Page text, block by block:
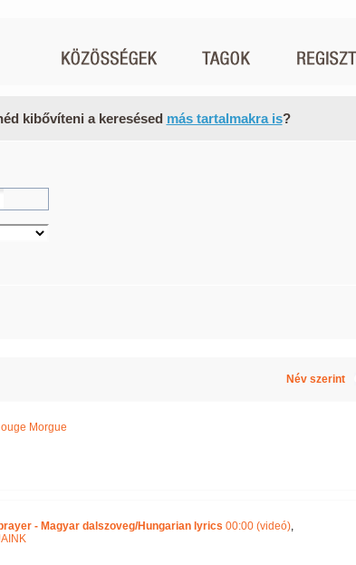
kibővíteni a keresésed más tartalmakra is?
Név szerint
Morgue
- Magyar dalszoveg/Hungarian lyrics 00:00 (videó),